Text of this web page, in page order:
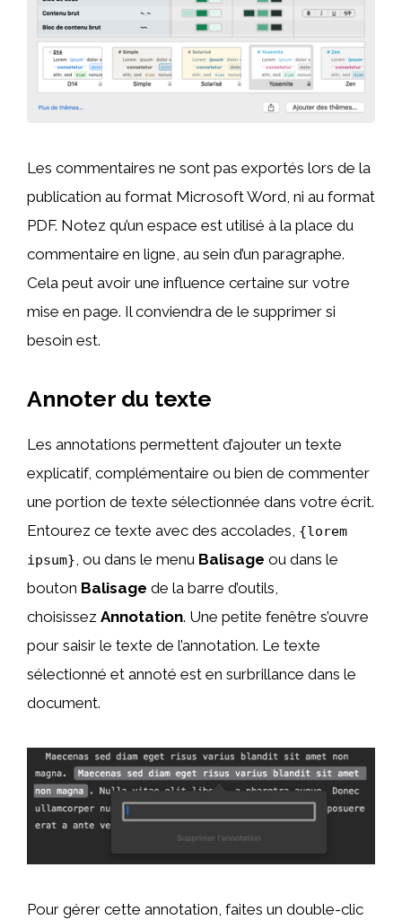
Les commentaires ne sont pas exportés lors de la
publication au format Microsoft Word, ni au format
PDF. Notez qu’un espace est utilisé à la place du
commentaire en ligne, au sein d’un paragraphe.
Cela peut avoir une influence certaine sur votre
mise en page. Il conviendra de le supprimer si
besoin est.
Annoter du texte
Les annotations permettent d’ajouter un texte
explicatif, complémentaire ou bien de commenter
une portion de texte sélectionnée dans votre écrit.
Entourez ce texte avec des accolades, {lorem
ipsum} , ou dans le menu Balisage ou dans le
bouton Balisage de la barre d’outils,
choisissez Annotation. Une petite fenêtre s’ouvre
pour saisir le texte de l’annotation. Le texte
sélectionné et annoté est en surbrillance dans le
document.
Pour gérer cette annotation, faites un double-clic